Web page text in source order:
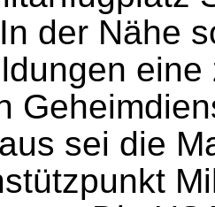
der Nähe
sei die